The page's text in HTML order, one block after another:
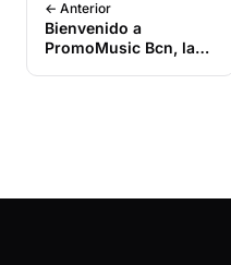
← Anterior
Bienvenido a
PromoMusic Bcn, la